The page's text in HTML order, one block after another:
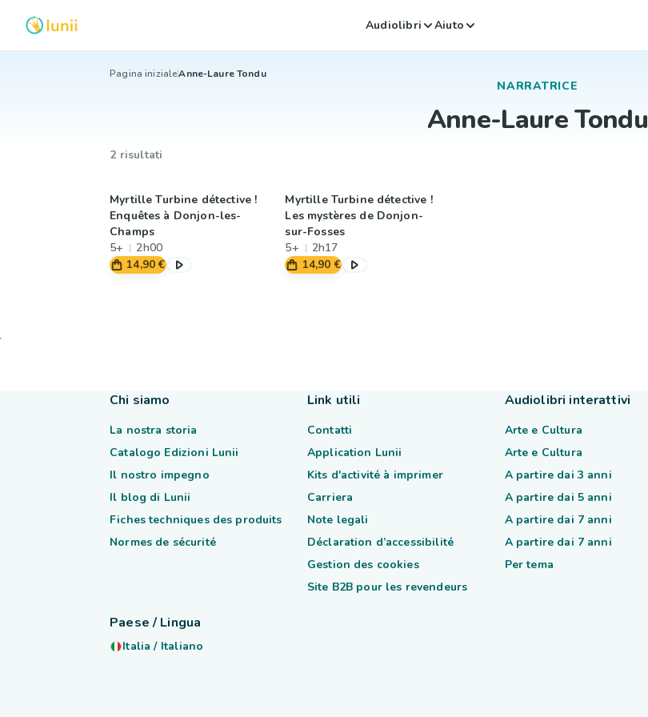
Audiolibri Aiuto
Pagina inizialeAnne-Laure Tondu
NARRATRICE
Anne-Laure Tondu
2 risultati
Myrtille Turbine détective !
Enquêtes à Donjon-les-
Champs
5+
2h00
14,90 €
Myrtille Turbine détective !
Les mystères de Donjon-
sur-Fosses
5+
2h17
14,90 €
Chi siamo
La nostra storia
Catalogo Edizioni Lunii
Il nostro impegno
Il blog di Lunii
Fiches techniques des produits
Normes de sécurité
Link utili
Contatti
Application Lunii
Kits d'activité à imprimer
Carriera
Note legali
Déclaration d’accessibilité
Gestion des cookies
Site B2B pour les revendeurs
Audiolibri interattivi
Arte e Cultura
Arte e Cultura
A partire dai 3 anni
A partire dai 5 anni
A partire dai 7 anni
A partire dai 7 anni
Per tema
Paese / Lingua
Italia / Italiano